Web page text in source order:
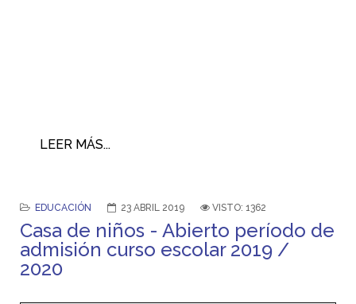
LEER MÁS...
EDUCACIÓN 23 ABRIL 2019 VISTO: 1362
Casa de niños - Abierto período de
admisión curso escolar 2019 /
2020